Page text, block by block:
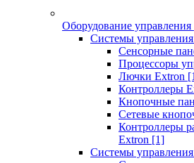
Оборудование управления
Системы
Сенсорные
Процессоры
Лючки Extron
Контроллеры
Кнопочные
Сетевые
Контроллеры
Extron [1]
Системы